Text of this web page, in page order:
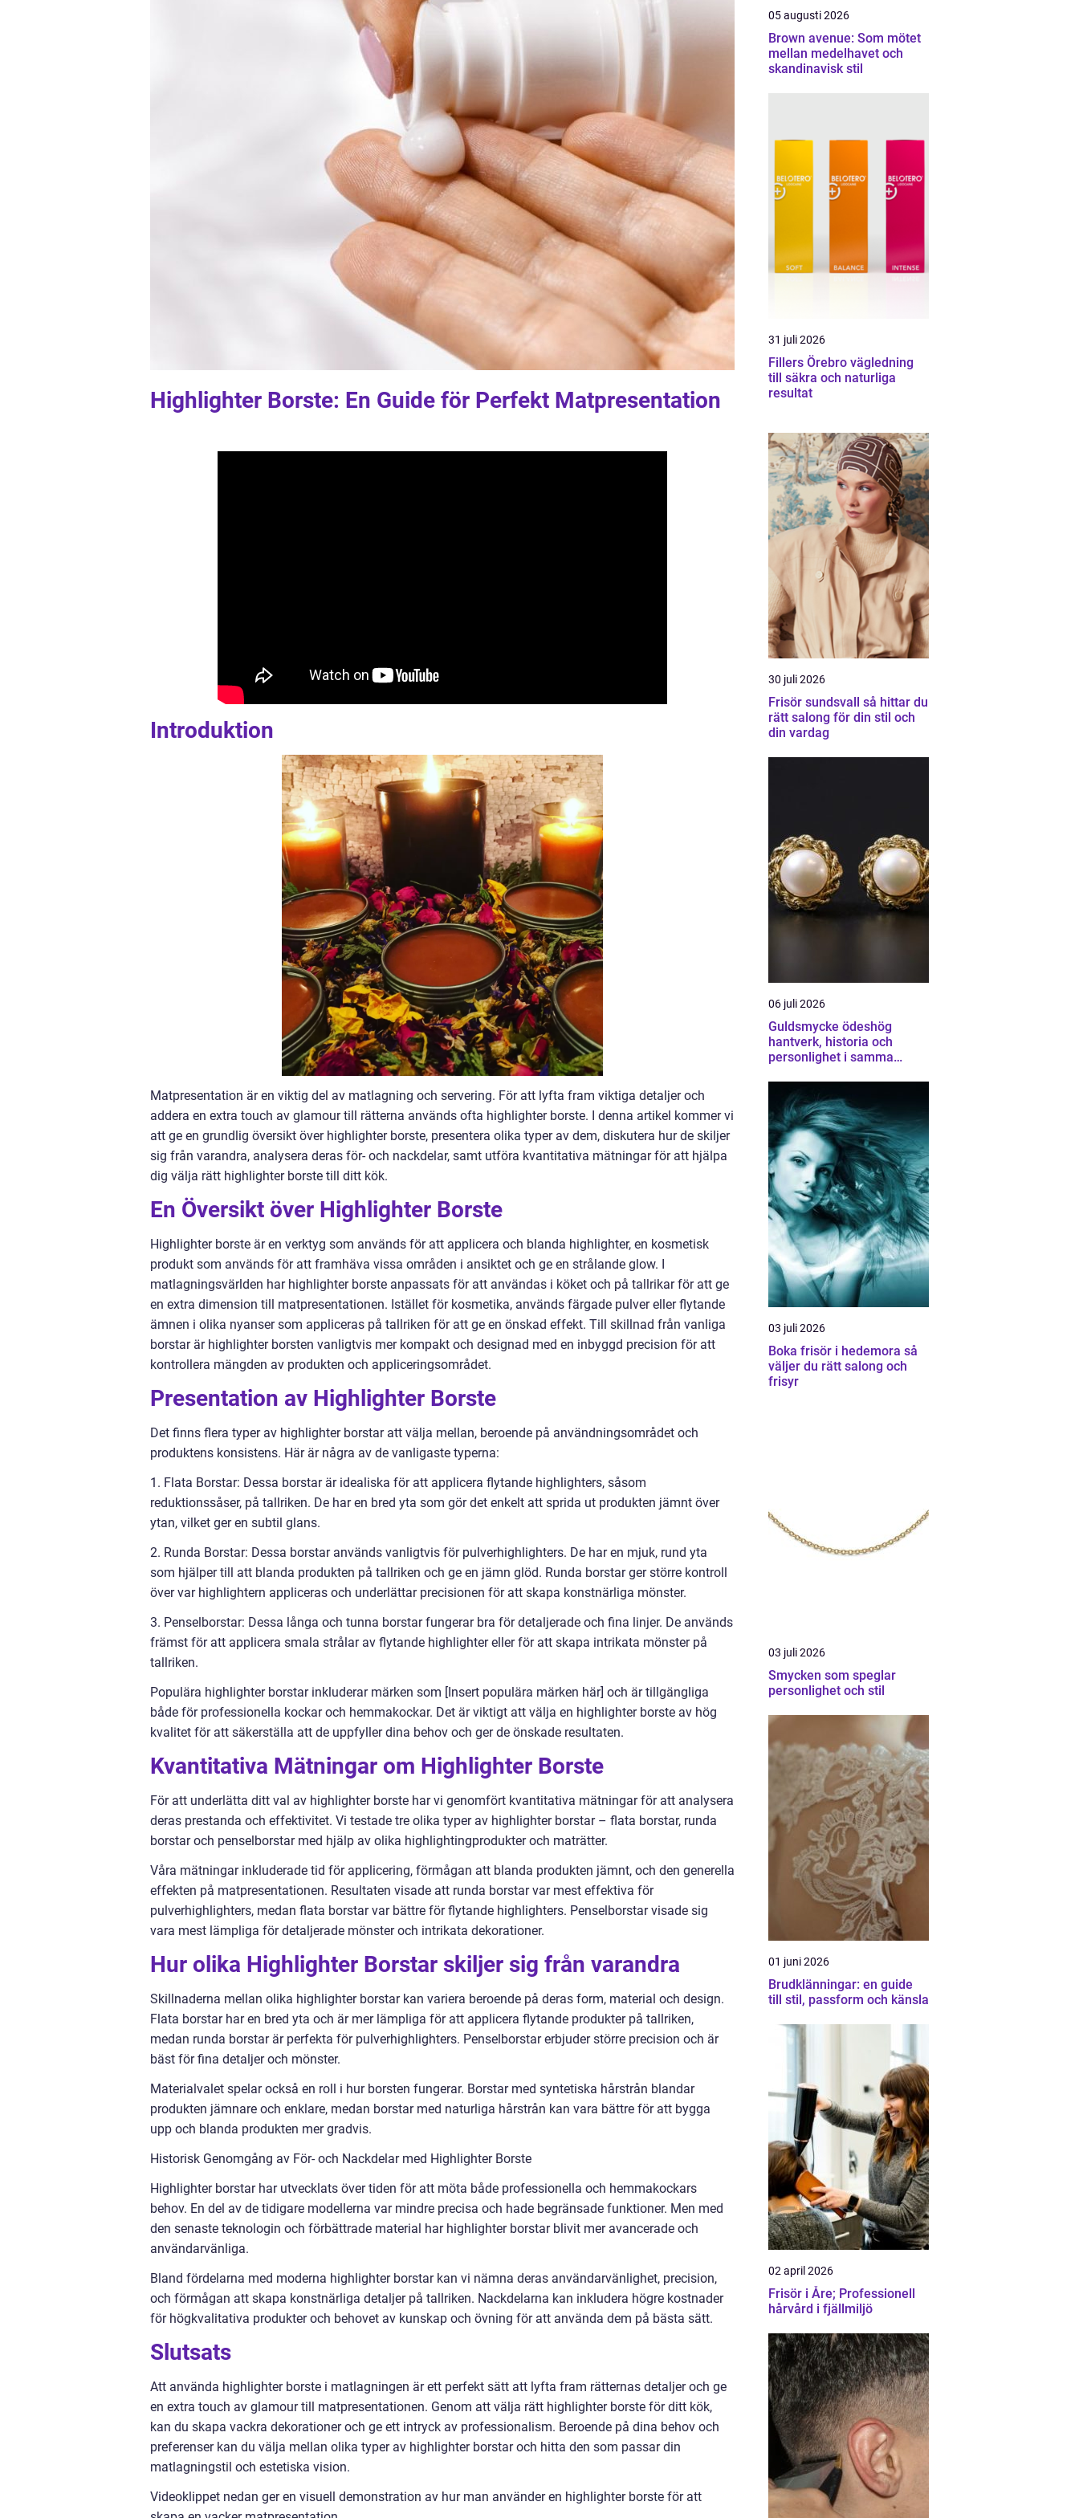
Highlighter Borste: En Guide för Perfekt Matpresentation
Introduktion
Matpresentation är en viktig del av matlagning och servering. För att lyfta fram viktiga detaljer och
addera en extra touch av glamour till rätterna används ofta highlighter borste. I denna artikel kommer vi
att ge en grundlig översikt över highlighter borste, presentera olika typer av dem, diskutera hur de skiljer
sig från varandra, analysera deras för- och nackdelar, samt utföra kvantitativa mätningar för att hjälpa
dig välja rätt highlighter borste till ditt kök.
En Översikt över Highlighter Borste
Highlighter borste är en verktyg som används för att applicera och blanda highlighter, en kosmetisk
produkt som används för att framhäva vissa områden i ansiktet och ge en strålande glow. I
matlagningsvärlden har highlighter borste anpassats för att användas i köket och på tallrikar för att ge
en extra dimension till matpresentationen. Istället för kosmetika, används färgade pulver eller flytande
ämnen i olika nyanser som appliceras på tallriken för att ge en önskad effekt. Till skillnad från vanliga
borstar är highlighter borsten vanligtvis mer kompakt och designad med en inbyggd precision för att
kontrollera mängden av produkten och appliceringsområdet.
Presentation av Highlighter Borste
Det finns flera typer av highlighter borstar att välja mellan, beroende på användningsområdet och
produktens konsistens. Här är några av de vanligaste typerna:
1. Flata Borstar: Dessa borstar är idealiska för att applicera flytande highlighters, såsom
reduktionssåser, på tallriken. De har en bred yta som gör det enkelt att sprida ut produkten jämnt över
ytan, vilket ger en subtil glans.
2. Runda Borstar: Dessa borstar används vanligtvis för pulverhighlighters. De har en mjuk, rund yta
som hjälper till att blanda produkten på tallriken och ge en jämn glöd. Runda borstar ger större kontroll
över var highlightern appliceras och underlättar precisionen för att skapa konstnärliga mönster.
3. Penselborstar: Dessa långa och tunna borstar fungerar bra för detaljerade och fina linjer. De används
främst för att applicera smala strålar av flytande highlighter eller för att skapa intrikata mönster på
tallriken.
Populära highlighter borstar inkluderar märken som [Insert populära märken här] och är tillgängliga
både för professionella kockar och hemmakockar. Det är viktigt att välja en highlighter borste av hög
kvalitet för att säkerställa att de uppfyller dina behov och ger de önskade resultaten.
Kvantitativa Mätningar om Highlighter Borste
För att underlätta ditt val av highlighter borste har vi genomfört kvantitativa mätningar för att analysera
deras prestanda och effektivitet. Vi testade tre olika typer av highlighter borstar – flata borstar, runda
borstar och penselborstar med hjälp av olika highlightingprodukter och maträtter.
Våra mätningar inkluderade tid för applicering, förmågan att blanda produkten jämnt, och den generella
effekten på matpresentationen. Resultaten visade att runda borstar var mest effektiva för
pulverhighlighters, medan flata borstar var bättre för flytande highlighters. Penselborstar visade sig
vara mest lämpliga för detaljerade mönster och intrikata dekorationer.
Hur olika Highlighter Borstar skiljer sig från varandra
Skillnaderna mellan olika highlighter borstar kan variera beroende på deras form, material och design.
Flata borstar har en bred yta och är mer lämpliga för att applicera flytande produkter på tallriken,
medan runda borstar är perfekta för pulverhighlighters. Penselborstar erbjuder större precision och är
bäst för fina detaljer och mönster.
Materialvalet spelar också en roll i hur borsten fungerar. Borstar med syntetiska hårstrån blandar
produkten jämnare och enklare, medan borstar med naturliga hårstrån kan vara bättre för att bygga
upp och blanda produkten mer gradvis.
Historisk Genomgång av För- och Nackdelar med Highlighter Borste
Highlighter borstar har utvecklats över tiden för att möta både professionella och hemmakockars
behov. En del av de tidigare modellerna var mindre precisa och hade begränsade funktioner. Men med
den senaste teknologin och förbättrade material har highlighter borstar blivit mer avancerade och
användarvänliga.
Bland fördelarna med moderna highlighter borstar kan vi nämna deras användarvänlighet, precision,
och förmågan att skapa konstnärliga detaljer på tallriken. Nackdelarna kan inkludera högre kostnader
för högkvalitativa produkter och behovet av kunskap och övning för att använda dem på bästa sätt.
Slutsats
Att använda highlighter borste i matlagningen är ett perfekt sätt att lyfta fram rätternas detaljer och ge
en extra touch av glamour till matpresentationen. Genom att välja rätt highlighter borste för ditt kök,
kan du skapa vackra dekorationer och ge ett intryck av professionalism. Beroende på dina behov och
preferenser kan du välja mellan olika typer av highlighter borstar och hitta den som passar din
matlagningstil och estetiska vision.
Videoklippet nedan ger en visuell demonstration av hur man använder en highlighter borste för att
05 augusti 2026
Brown avenue: Som mötet
mellan medelhavet och
skandinavisk stil
31 juli 2026
Fillers Örebro vägledning
till säkra och naturliga
resultat
30 juli 2026
Frisör sundsvall så hittar du
rätt salong för din stil och
din vardag
06 juli 2026
Guldsmycke ödeshög
hantverk, historia och
personlighet i samma
03 juli 2026
Boka frisör i hedemora så
väljer du rätt salong och
frisyr
03 juli 2026
Smycken som speglar
personlighet och stil
01 juni 2026
Brudklänningar: en guide
till stil, passform och känsla
02 april 2026
Frisör i Åre; Professionell
hårvård i fjällmiljö